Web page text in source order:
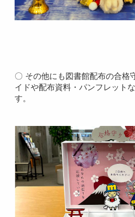
〇 その他にも図書館配布の合格
イドや配布資料・パンフレット
す。